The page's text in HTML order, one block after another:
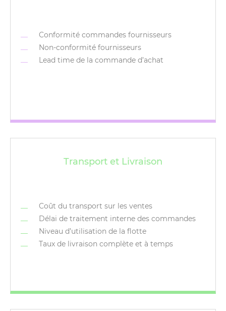
Conformité commandes fournisseurs
Non-conformité fournisseurs
Lead time de la commande d’achat
Transport et Livraison
Coût du transport sur les ventes
Délai de traitement interne des commandes
Niveau d’utilisation de la flotte
Taux de livraison complète et à temps